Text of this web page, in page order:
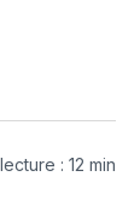
: 12 min